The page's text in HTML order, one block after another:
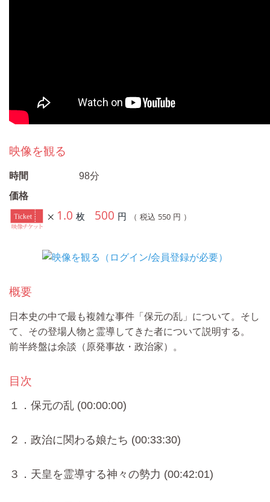
映像を観る
時間
98分
価格
1.0 枚 500 円 （ 税込 550 円 ）
概要
日本史の中で最も複雑な事件「保元の乱」について。そし
て、その登場人物と霊導してきた者について説明する。
前半終盤は余談（原発事故・政治家）。
目次
１．保元の乱 (00:00:00)
２．政治に関わる娘たち (00:33:30)
３．天皇を霊導する神々の勢力 (00:42:01)